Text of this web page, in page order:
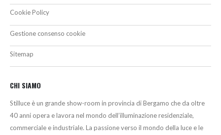
Cookie Policy
Gestione consenso cookie
Sitemap
CHI SIAMO
Stilluce è un grande show-room in provincia di Bergamo che da oltre
40 anni opera e lavora nel mondo dell’illuminazione residenziale,
commerciale e industriale. La passione verso il mondo della luce e le